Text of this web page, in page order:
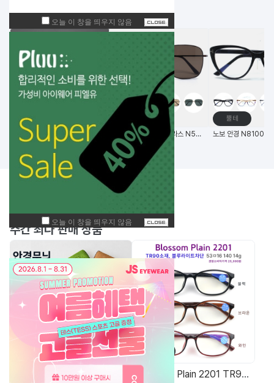
고글
비츠로만 14G초경량 편광 변색 스포츠고글 (한국생산) 노보 선글라스 N5006 58사이즈 메탈 사각 선글라스
뿔테
주간 최다 판매 상품
가방/케이스
안경무늬 면케이스
기능성안경
Blossom Plain 2201 TR90청광차단 돋보기(+0.25단위) 14g